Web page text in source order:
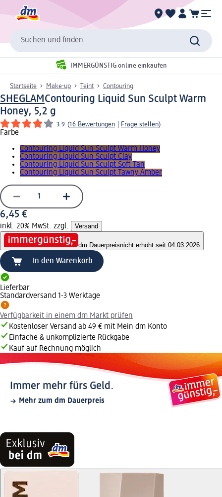
Suchen und finden
IMMERGÜNSTIG online einkaufen
Startseite Make-up Teint Contouring
SHEGLAMContouring Liquid Sun Sculpt Warm
Honey, 5,2 g
3.9 (16 Bewertungen Frage stellen)
Farbe
Contouring Liquid Sun Sculpt Warm Honey
Contouring Liquid Sun Sculpt Clay
Contouring Liquid Sun Sculpt Soft Tan
Contouring Liquid Sun Sculpt Tawny Amber
6,45 €
inkl. 20% MwSt. zzgl. Versand
dm Dauerpreisnicht erhöht seit 04.03.2026
In den Warenkorb
Lieferbar
Standardversand 1-3 Werktage
Verfügbarkeit in einem dm Markt prüfen
Kostenloser Versand ab 49 € mit Mein dm Konto
Einfache & unkomplizierte Rückgabe
Kauf auf Rechnung möglich
Immer mehr fürs Geld.
Mehr zum dm Dauerpreis